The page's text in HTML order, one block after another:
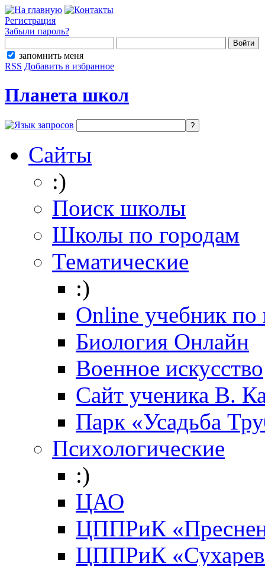
Регистрация
Забыли пароль?
запомнить меня
RSS Добавить в избранное
Планета школ
Сайты
:)
Поиск школы
Школы по городам
Тематические
:)
Online учебник по
Биология Онлайн
Военное искусство
Cайт ученика В.
Парк «Усадьба
Психологические
:)
ЦАО
ЦППРиК
ЦППРиК